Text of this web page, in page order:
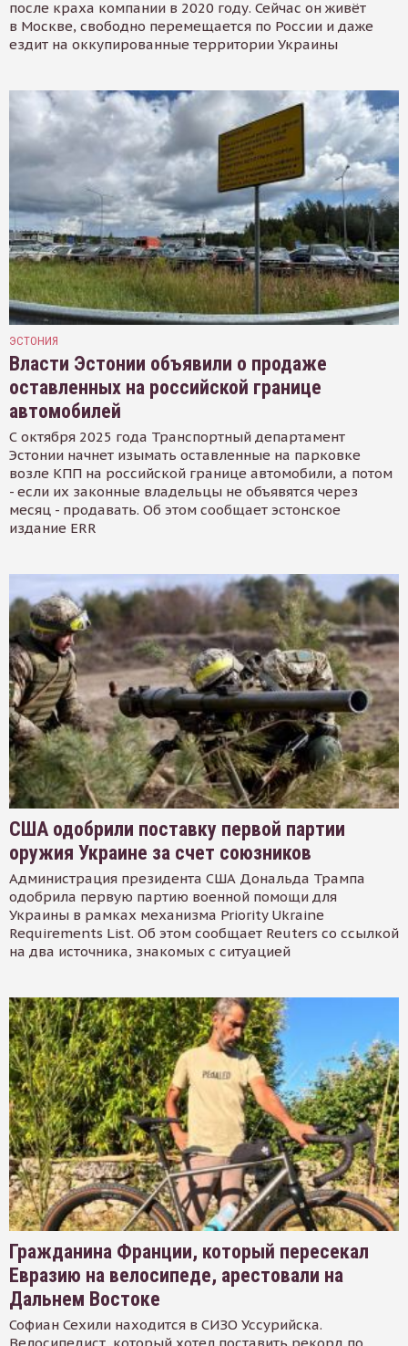
после краха компании в 2020 году. Сейчас он живёт
в Москве, свободно перемещается по России и даже
ездит на оккупированные территории Украины
ЭСТОНИЯ
Власти Эстонии объявили о продаже
оставленных на российской границе
автомобилей
С октября 2025 года Транспортный департамент
Эстонии начнет изымать оставленные на парковке
возле КПП на российской границе автомобили, а потом
- если их законные владельцы не объявятся через
месяц - продавать. Об этом сообщает эстонское
издание ERR
США одобрили поставку первой партии
оружия Украине за счет союзников
Администрация президента США Дональда Трампа
одобрила первую партию военной помощи для
Украины в рамках механизма Priority Ukraine
Requirements List. Об этом сообщает Reuters со ссылкой
на два источника, знакомых с ситуацией
Гражданина Франции, который пересекал
Евразию на велосипеде, арестовали на
Дальнем Востоке
Софиан Сехили находится в СИЗО Уссурийска.